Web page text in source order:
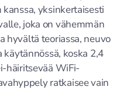
yksinkertaisesti
joka on vähemmän
hyvältä teoriassa, neuvo
koska 2,4
häiritsevää WiFi-
ratkaisee vain